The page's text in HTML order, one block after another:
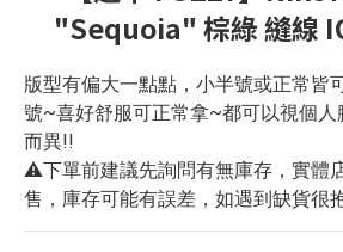
"Sequoia" 棕綠 縫線
版型有偏大一點點，小半號或正常皆
號~喜好舒服可正常拿~都可以視個人
而異!!
⚠️下單前建議先詢問有無庫存，實體
售，庫存可能有誤差，如遇到缺貨很